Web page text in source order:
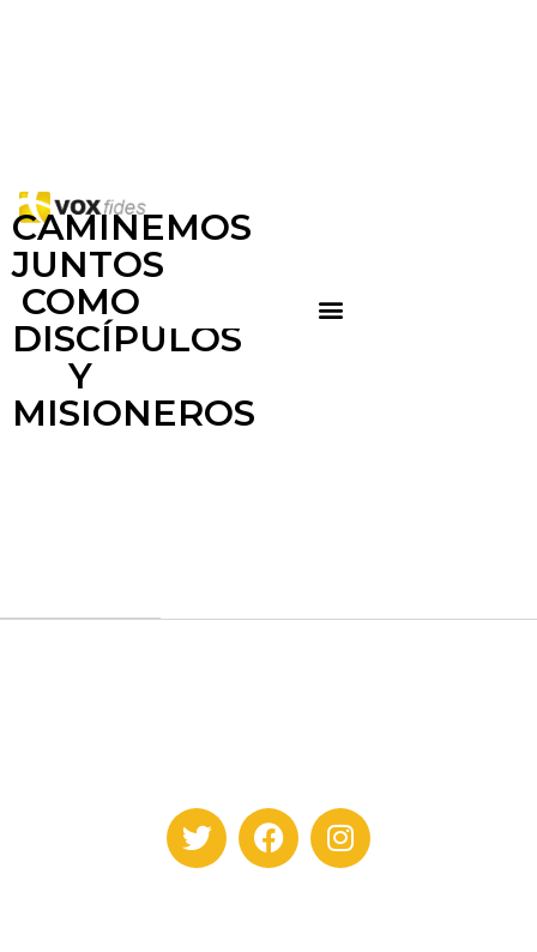
CAMINEMOS
JUNTOS
COMO
DISCÍPULOS
Y
MISIONEROS